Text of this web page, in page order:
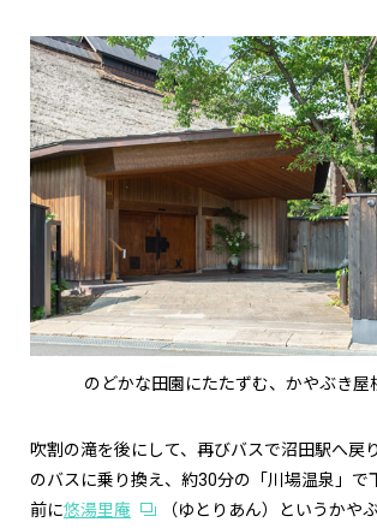
のどかな田園にたたずむ、かやぶき屋
吹割の滝を後にして、再びバスで沼田駅へ戻
のバスに乗り換え、約30分の「川場温泉」で
前に悠湯里庵
（ゆとりあん）というかや